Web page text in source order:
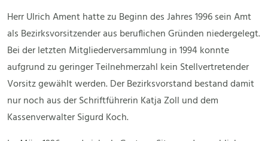
Herr Ulrich Ament hatte zu Beginn des Jahres 1996 sein Amt
als Bezirksvorsitzender aus beruflichen Gründen niedergelegt.
Bei der letzten Mitgliederversammlung in 1994 konnte
aufgrund zu geringer Teilnehmerzahl kein Stellvertretender
Vorsitz gewählt werden. Der Bezirksvorstand bestand damit
nur noch aus der Schriftführerin Katja Zoll und dem
Kassenverwalter Sigurd Koch.